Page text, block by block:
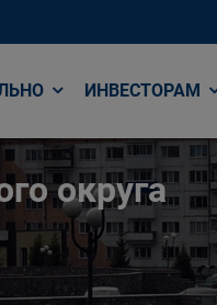
ИНВЕСТОРАМ
округа